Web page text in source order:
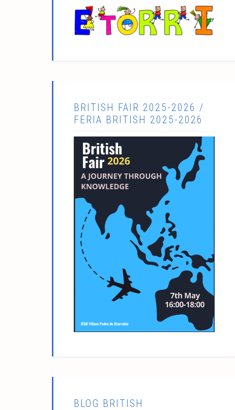
BRITISH FAIR 2025-2026 /
FERIA BRITISH 2025-2026
BLOG BRITISH